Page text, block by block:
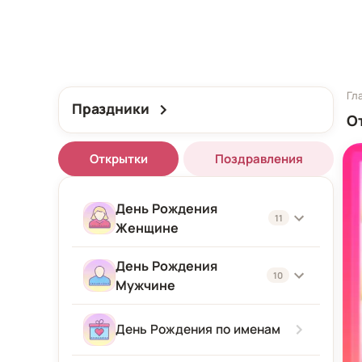
Праздники
Открытки Поздравления
День Рождения
Женщине
11
Женщине
Подруге
Девушке
День Рождения
Мужчине
10
Мужчине
День Рождения по именам